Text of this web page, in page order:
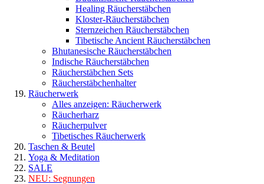
Healing Räucherstäbchen
Kloster-Räucherstäbchen
Sternzeichen Räucherstäbchen
Tibetische Ancient Räucherstäbchen
Bhutanesische Räucherstäbchen
Indische Räucherstäbchen
Räucherstäbchen Sets
Räucherstäbchenhalter
Räucherwerk
Alles anzeigen: Räucherwerk
Räucherharz
Räucherpulver
Tibetisches Räucherwerk
Taschen & Beutel
Yoga & Meditation
SALE
NEU: Segnungen